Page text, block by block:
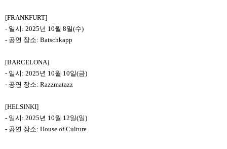
[FRANKFURT]
- 일시: 2025년 10월 8일(수)
- 공연 장소: Batschkapp
[BARCELONA]
- 일시: 2025년 10월 10일(금)
- 공연 장소: Razzmatazz
[HELSINKI]
- 일시: 2025년 10월 12일(일)
- 공연 장소: House of Culture